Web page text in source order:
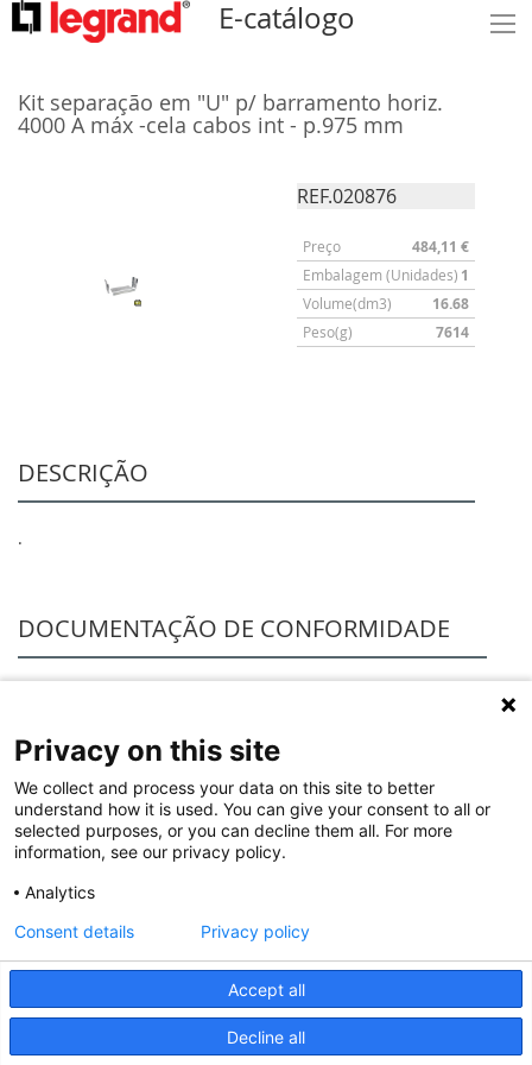
E-catálogo
Kit separação em "U" p/ barramento horiz.
4000 A máx -cela cabos int - p.975 mm
REF.020876
Preço 484,11 €
Embalagem (Unidades) 1
Volume(dm3) 16.68
Peso(g) 7614
DESCRIÇÃO
.
DOCUMENTAÇÃO DE CONFORMIDADE
Declarações e certificados de conformidade
SOFTWARE
XL Pro3
© 2020 Legrand. Todos os direitos reservados.
Privacy on this site
We collect and process your data on this site to better
understand how it is used. You can give your consent to all or
selected purposes, or you can decline them all. For more
information, see our privacy policy.
Analytics
Accept all
Decline all
Consent details Privacy policy